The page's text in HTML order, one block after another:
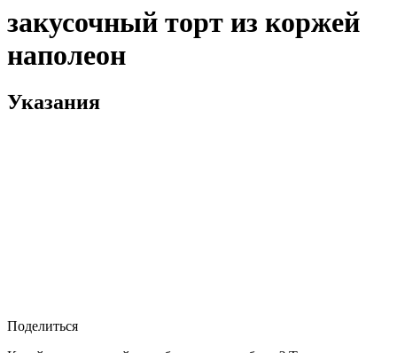
закусочный торт из коржей
наполеон
Указания
Поделиться